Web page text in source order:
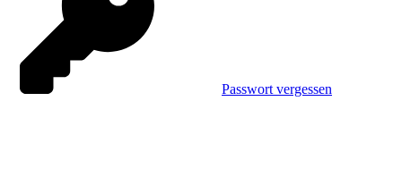
Passwort vergessen